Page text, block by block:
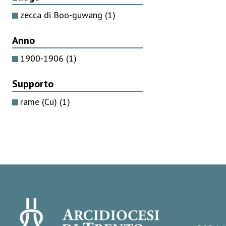
zecca di Boo-guwang (1)
Anno
1900-1906 (1)
Supporto
rame (Cu) (1)